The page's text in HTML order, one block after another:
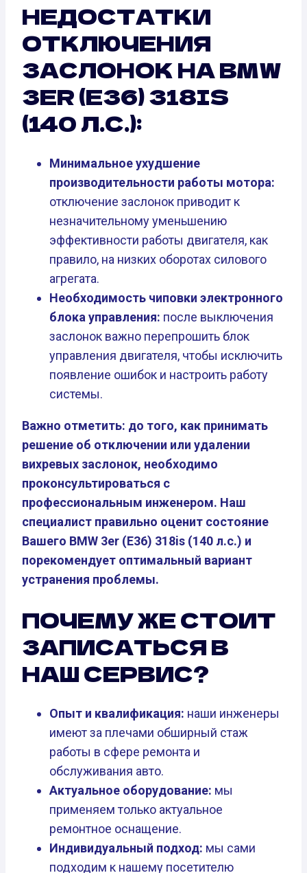
НЕДОСТАТКИ
ОТКЛЮЧЕНИЯ
ЗАСЛОНОК НА BMW
3ER (E36) 318IS
(140 Л.С.):
Минимальное ухудшение
производительности работы мотора:
отключение заслонок приводит к
незначительному уменьшению
эффективности работы двигателя, как
правило, на низких оборотах силового
агрегата.
Необходимость чиповки электронного
блока управления: после выключения
заслонок важно перепрошить блок
управления двигателя, чтобы исключить
появление ошибок и настроить работу
системы.
Важно отметить: до того, как принимать
решение об отключении или удалении
вихревых заслонок, необходимо
проконсультироваться с
профессиональным инженером. Наш
специалист правильно оценит состояние
Вашего BMW 3er (E36) 318is (140 л.с.) и
порекомендует оптимальный вариант
устранения проблемы.
ПОЧЕМУ ЖЕ СТОИТ
ЗАПИСАТЬСЯ В
НАШ СЕРВИС?
Опыт и квалификация: наши инженеры
имеют за плечами обширный стаж
работы в сфере ремонта и
обслуживания авто.
Актуальное оборудование: мы
применяем только актуальное
ремонтное оснащение.
Индивидуальный подход: мы сами
подходим к нашему посетителю